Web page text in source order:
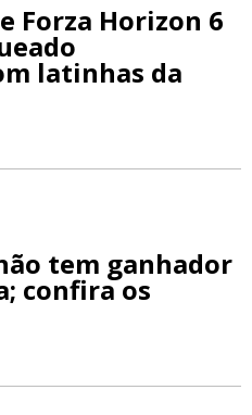
Forza Horizon 6
latinhas da
tem ganhador
confira os